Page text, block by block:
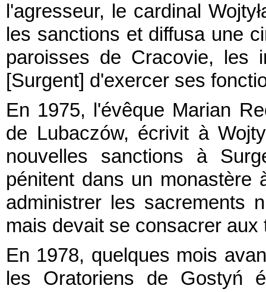
l'agresseur, le cardinal
les sanctions et diffusa une
paroisses de Cracovie, les
[Surgent] d'exercer ses
En 1975, l'évêque Marian
de Lubaczów, écrivit à
nouvelles sanctions à
pénitent dans un monastère
administrer les sacrements
mais devait se consacrer
En 1978, quelques mois
les Oratoriens de Gostyń